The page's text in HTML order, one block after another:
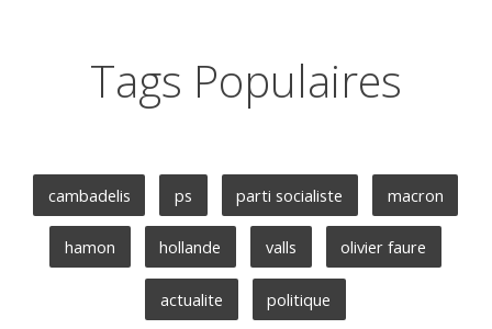
Tags Populaires
cambadelis ps parti socialiste macron
hamon hollande valls olivier faure
actualite politique